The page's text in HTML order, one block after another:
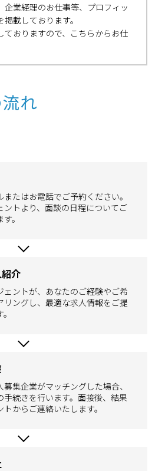
企業経理のお仕事等、プロフィッ
載しております。
ておりますので、こちらからお仕
れ
たはお電話でご予約ください。
ントより、面談の日程についてご
。
介
ェントが、あなたのご経験やご希
リングし、最適な求人情報をご提
募集企業がマッチングした場合、
手続きを行います。面接後、結果
トからご連絡いたします。